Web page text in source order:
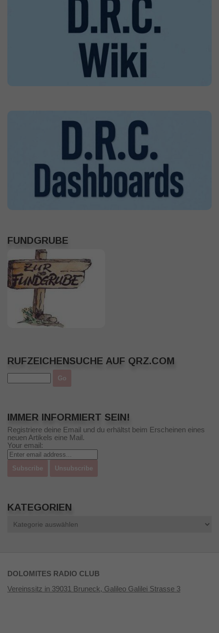
FUNDGRUBE
RUFZEICHENSUCHE AUF QRZ.COM
IMMER INFORMIERT SEIN!
Registriere deine Email und du erhältst beim Erscheinen eines
neuen Artikels eine Mail.
Your email:
KATEGORIEN
DOLOMITES RADIO CLUB
Vereinssitz in 39031 Bruneck, Galileo Galilei Strasse 3